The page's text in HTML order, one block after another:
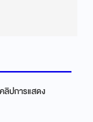
ลิปการแสดง